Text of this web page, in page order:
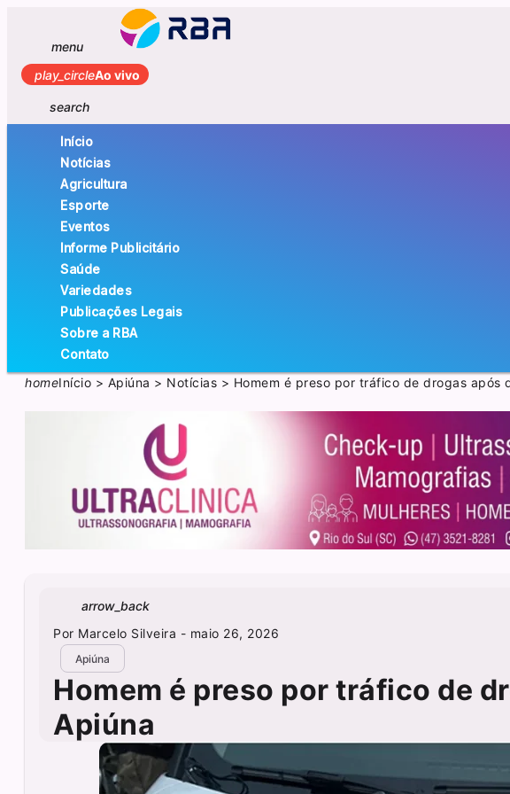
menu
play_circleAo vivo
search
Início
Notícias
Agricultura
Esporte
Eventos
Informe Publicitário
Saúde
Variedades
Publicações Legais
Sobre a RBA
Contato
homeInício > Apiúna > Notícias > Homem é preso por tráfico de drogas após
arrow_back
Por Marcelo Silveira - maio 26, 2026
Apiúna
Homem é preso por tráfico de
Apiúna